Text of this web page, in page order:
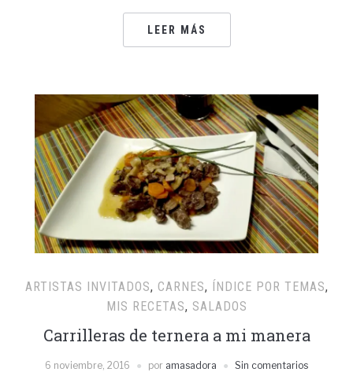
LEER MÁS
ARTISTAS INVITADOS, CARNES, ÍNDICE POR TEMAS,
MIS RECETAS, SALADOS
Carrilleras de ternera a mi manera
6 noviembre, 2016 por amasadora Sin comentarios